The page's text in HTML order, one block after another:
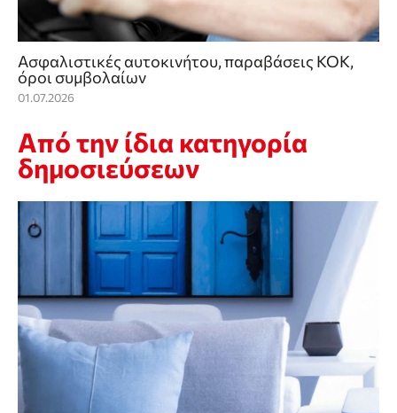
Ασφαλιστικές αυτοκινήτου, παραβάσεις ΚΟΚ,
όροι συμβολαίων
01.07.2026
Από την ίδια κατηγορία
δημοσιεύσεων